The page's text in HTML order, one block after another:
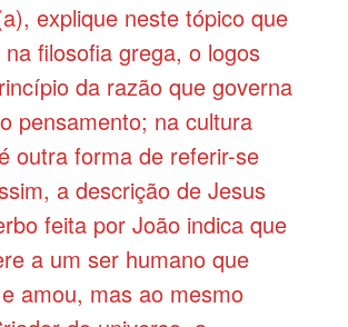
explique neste tópico que
na filosofia grega, o logos
da razão que governa
pensamento; na cultura
outra forma de referir-se
a descrição de Jesus
feita por João indica que
a um ser humano que
amou, mas ao mesmo